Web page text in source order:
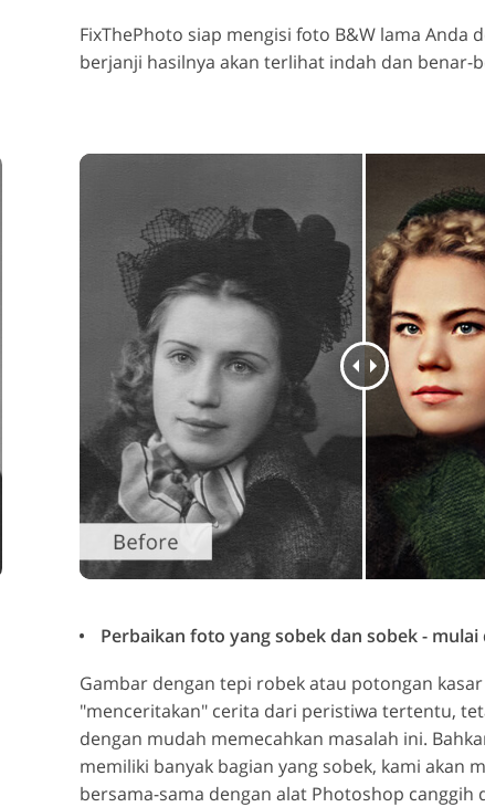
FixThePhoto siap mengisi foto B&W lama Anda
berjanji hasilnya akan terlihat indah dan benar-
Perbaikan foto yang sobek dan sobek -
Gambar dengan tepi robek atau potongan
"menceritakan" cerita dari peristiwa tertentu,
dengan mudah memecahkan masalah ini.
memiliki banyak bagian yang sobek, kami akan
bersama-sama dengan alat Photoshop canggih